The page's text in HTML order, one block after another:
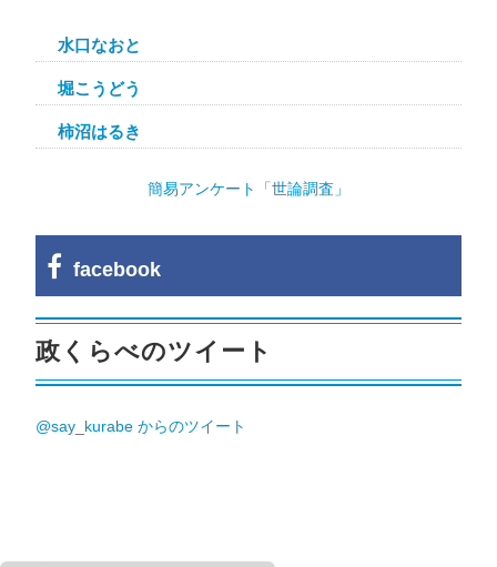
水口なおと
堀こうどう
柿沼はるき
簡易アンケート「世論調査」
facebook
政くらべのツイート
@say_kurabe からのツイート